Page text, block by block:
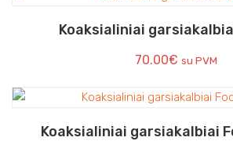
Koaksialiniai
70.00€ su PVM
Koaksialiniai garsiakalbiai